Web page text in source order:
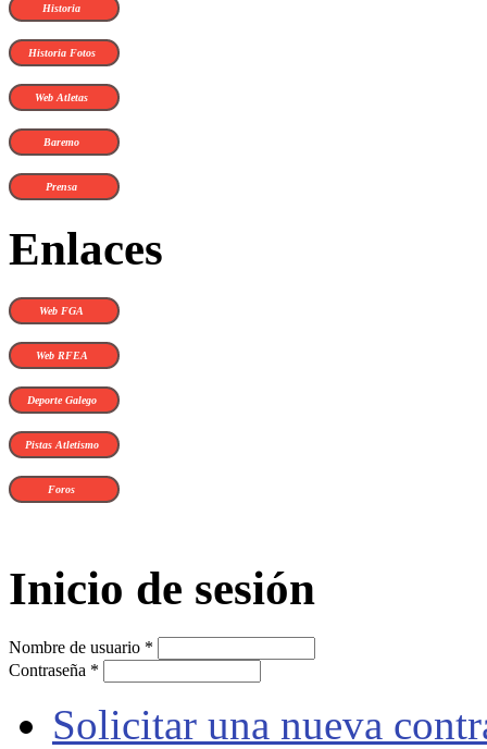
Historia
Historia Fotos
Web Atletas
Baremo
Prensa
Enlaces
Web FGA
Web RFEA
Deporte Galego
Pistas Atletismo
Foros
Inicio de sesión
Nombre de usuario *
Contraseña *
Solicitar una nueva